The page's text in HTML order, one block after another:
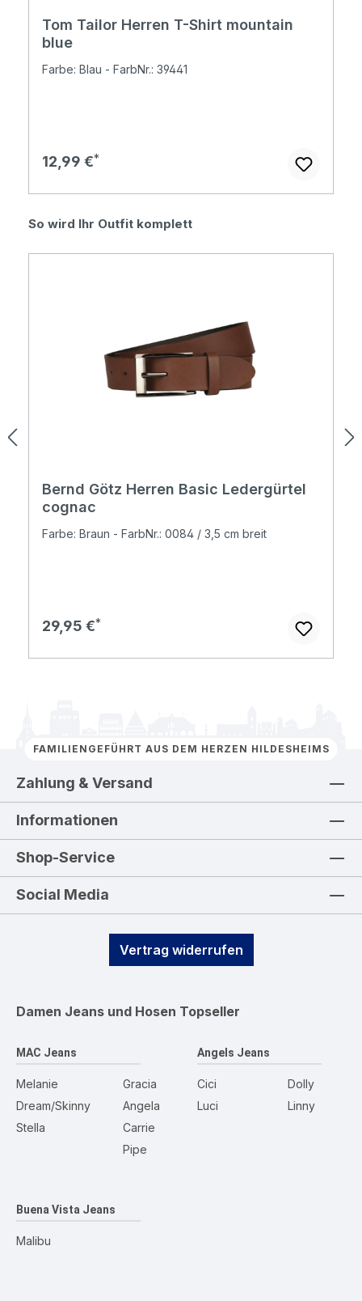
Tom Tailor Herren T-Shirt mountain
blue
Farbe: Blau - FarbNr.: 39441
Regulärer Preis:
12,99 €
Produktgalerie überspringen
So wird Ihr Outfit komplett
Bernd Götz Herren Basic Ledergürtel
cognac
Farbe: Braun - FarbNr.: 0084 / 3,5 cm breit
Regulärer Preis:
29,95 €
FAMILIENGEFÜHRT AUS DEM HERZEN HILDESHEIMS
Zahlung & Versand
Informationen
Shop-Service
Social Media
Vertrag widerrufen
Damen Jeans und Hosen Topseller
MAC Jeans
Melanie
Dream/Skinny
Stella
Gracia
Angela
Carrie
Pipe
Angels Jeans
Cici
Luci
Dolly
Linny
Buena Vista Jeans
Malibu